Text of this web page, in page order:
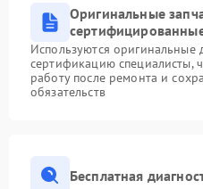
Оригинальные
Используются
сертификацию специалисты,
работу после ремонта и
обязательств
Бесплатная